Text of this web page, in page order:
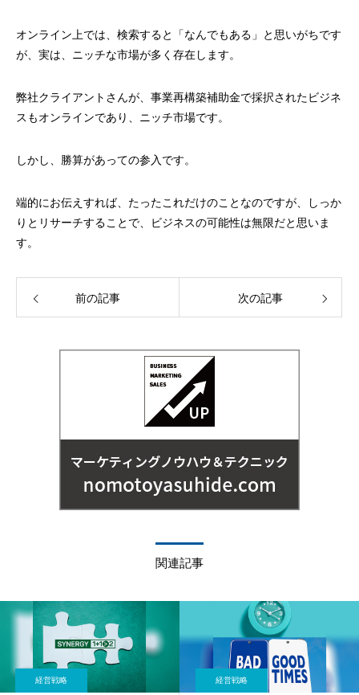
オンライン上では、検索すると「なんでもある」と思いがちです
が、実は、ニッチな市場が多く存在します。
弊社クライアントさんが、事業再構築補助金で採択されたビジネ
スもオンラインであり、ニッチ市場です。
しかし、勝算があっての参入です。
端的にお伝えすれば、たったこれだけのことなのですが、しっか
りとリサーチすることで、ビジネスの可能性は無限だと思いま
す。
前の記事 次の記事
関連記事
経営戦略 経営戦略